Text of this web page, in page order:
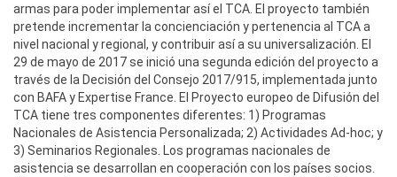
armas para poder implementar así el TCA. El proyecto también
pretende incrementar la concienciación y pertenencia al TCA a
nivel nacional y regional, y contribuir así a su universalización. El
29 de mayo de 2017 se inició una segunda edición del proyecto a
través de la Decisión del Consejo 2017/915, implementada junto
con BAFA y Expertise France. El Proyecto europeo de Difusión del
TCA tiene tres componentes diferentes: 1) Programas
Nacionales de Asistencia Personalizada; 2) Actividades Ad-hoc; y
3) Seminarios Regionales. Los programas nacionales de
asistencia se desarrollan en cooperación con los países socios.